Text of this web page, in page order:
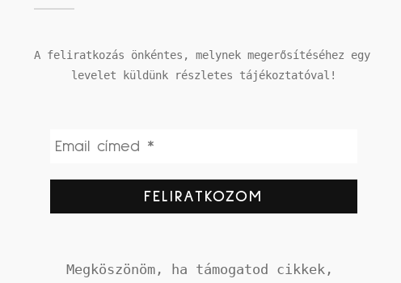
A feliratkozás önkéntes, melynek megerősítéséhez egy
levelet küldünk részletes tájékoztatóval!
Megköszönöm, ha támogatod cikkek,